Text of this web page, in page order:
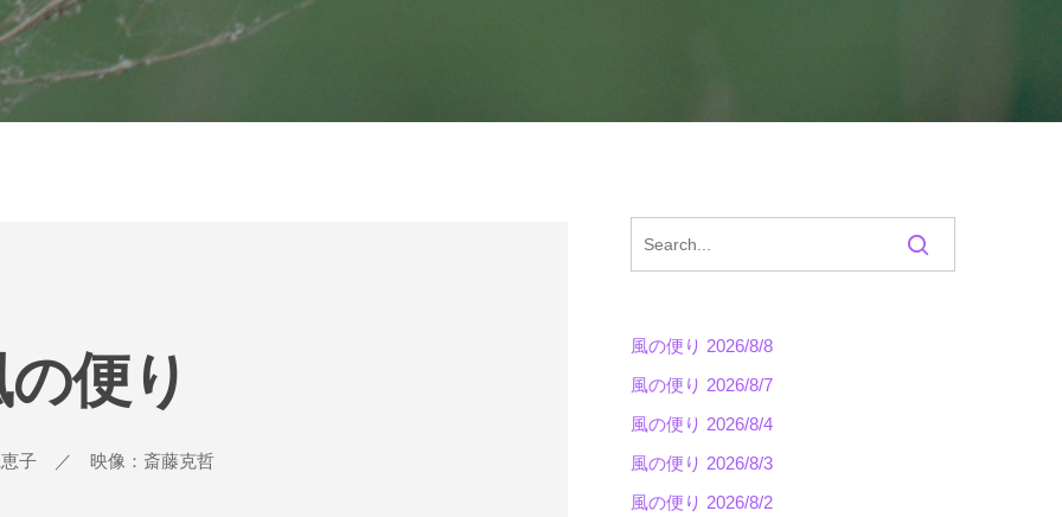
便り
恵子 ／ 映像：斎藤克哲
風の便り 2026/8/8
風の便り 2026/8/7
風の便り 2026/8/4
風の便り 2026/8/3
風の便り 2026/8/2